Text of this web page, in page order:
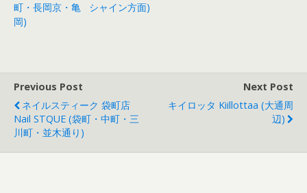
町・長岡京・亀
岡)
シャイン方面)
Previous Post
ネイルスティーク 袋町店
Nail STQUE (袋町・中町・三
川町・並木通り)
Next Post
キイロッタ Kiillottaa (大通周
辺)